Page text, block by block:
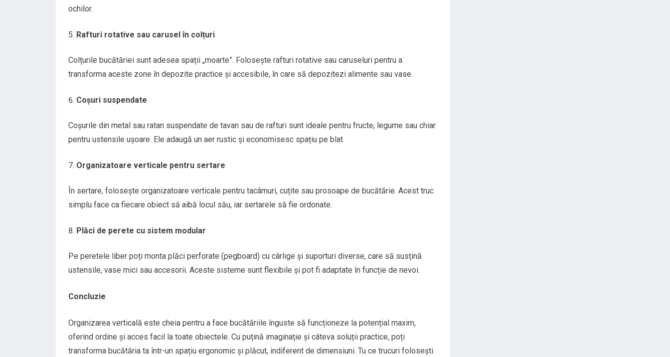
ochilor.
Rafturi rotative sau carusel în colțuri
Colțurile bucătăriei sunt adesea spații „moarte”. Folosește rafturi rotative sau caruseluri pentru a
transforma aceste zone în depozite practice și accesibile, în care să depozitezi alimente sau vase.
Coșuri suspendate
Coșurile din metal sau ratan suspendate de tavan sau de rafturi sunt ideale pentru fructe, legume sau chiar
pentru ustensile ușoare. Ele adaugă un aer rustic și economisesc spațiu pe blat.
Organizatoare verticale pentru sertare
În sertare, folosește organizatoare verticale pentru tacâmuri, cuțite sau prosoape de bucătărie. Acest truc
simplu face ca fiecare obiect să aibă locul său, iar sertarele să fie ordonate.
Plăci de perete cu sistem modular
Pe peretele liber poți monta plăci perforate (pegboard) cu cârlige și suporturi diverse, care să susțină
ustensile, vase mici sau accesorii. Aceste sisteme sunt flexibile și pot fi adaptate în funcție de nevoi.
Concluzie
Organizarea verticală este cheia pentru a face bucătăriile înguste să funcționeze la potențial maxim,
oferind ordine și acces facil la toate obiectele. Cu puțină imaginație și câteva soluții practice, poți
transforma bucătăria ta într-un spațiu ergonomic și plăcut, indiferent de dimensiuni. Tu ce trucuri folosești